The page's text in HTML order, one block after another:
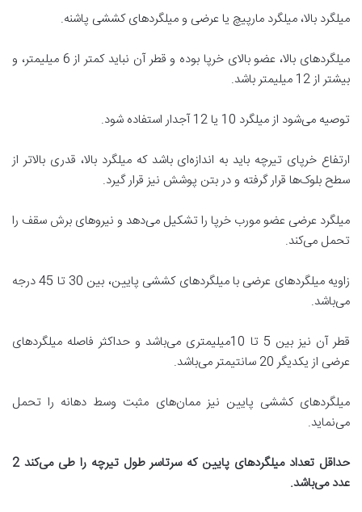
میلگرد بالا، میلگرد مارپیچ یا عرضی و میلگرد‌های کششی پاشنه.
میلگردهای بالا، عضو بالای خرپا بوده و قطر آن نباید کمتر از 6 میلیمتر، و
بیشتر از 12 میلیمتر باشد.
توصیه می‌شود از میلگرد 10 یا 12 آجدار استفاده شود.
ارتفاع خرپای تیرچه باید به اندازه‌ای باشد که میلگرد بالا، قدری بالاتر از
سطح بلوک‌ها قرار گرفته و در بتن پوشش نیز قرار گیرد.
میلگرد عرضی عضو مورب خرپا را تشکیل می‌دهد و نیروهای برش سقف را
تحمل می‌کند.
زاویه میلگرد‌های عرضی با میلگرد‌های کششی پایین، بین 30 تا 45 درجه
می‌باشد.
قطر آن نیز بین 5 تا 10میلیمتری می‌باشد و حداکثر فاصله میلگرد‌های
عرضی از یکدیگر 20 سانتیمتر می‌باشد.
میلگرد‌های کششی پایین نیز ممان‌های مثبت وسط دهانه را تحمل
می‌نماید.
حداقل تعداد میلگردهای پایین که سرتاسر طول تیرچه را طی می
کند 2
عدد میباشد.